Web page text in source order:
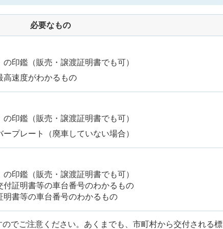
必要なもの
印鑑（販売・譲渡証明書でも可）
高速度がわかるもの
印鑑（販売・譲渡証明書でも可）
プレート（廃車していない場合）
印鑑（販売・譲渡証明書でも可）
付証明書等の車台番号のわかるもの
明書等の車台番号のわかるもの
でご注意ください。あくまでも、市町村から交付される標